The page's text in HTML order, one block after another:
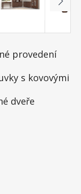
provedení
s kovovými
dveře